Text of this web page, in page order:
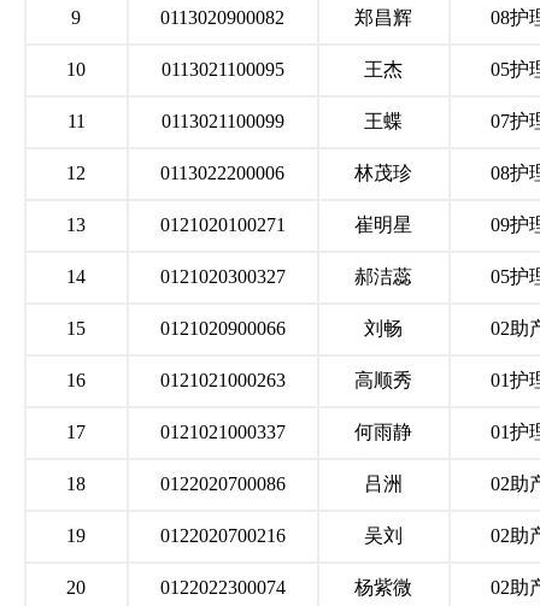
9 0113020900082 郑昌辉 08护
10 0113021100095 王杰 05护
11 0113021100099 王蝶 07护
12 0113022200006 林茂珍 08护
13 0121020100271 崔明星 09护
14 0121020300327 郝洁蕊 05护
15 0121020900066 刘畅 02助
16 0121021000263 高顺秀 01护
17 0121021000337 何雨静 01护
18 0122020700086 吕洲 02助
19 0122020700216 吴刘 02助
20 0122022300074 杨紫微 02助